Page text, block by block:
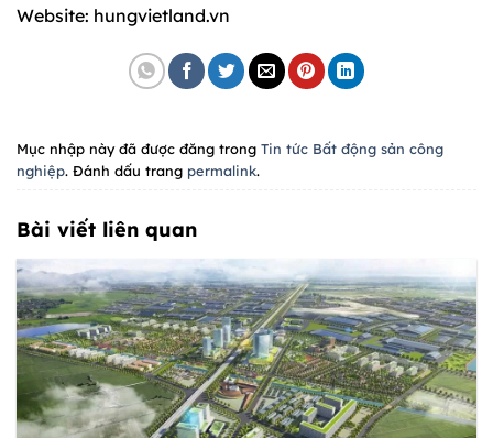
Website: hungvietland.vn
Mục nhập này đã được đăng trong Tin tức Bất động sản công
nghiệp. Đánh dấu trang permalink.
Bài viết liên quan